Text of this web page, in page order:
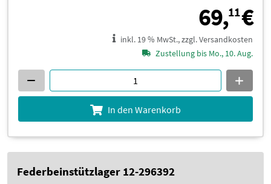
69,11€
inkl. 19 % MwSt., zzgl. Versandkosten
Zustellung bis Mo., 10. Aug.
In den Warenkorb
Federbeinstützlager 12-296392